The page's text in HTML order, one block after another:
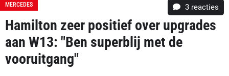
MERCEDES 3 reacties
Hamilton zeer positief over upgrades
aan W13: "Ben superblij met de
vooruitgang"